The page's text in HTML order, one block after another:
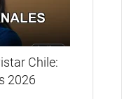
Chile:
2026